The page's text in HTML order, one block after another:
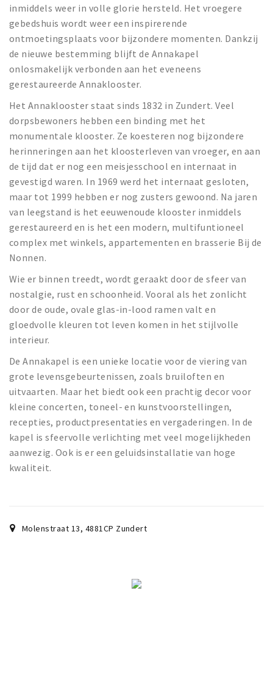
Baroniepoorten
Sport
Privacy
Inloggen
inmiddels weer in volle glorie hersteld. Het vroegere
gebedshuis wordt weer een inspirerende
ontmoetingsplaats voor bijzondere momenten. Dankzij
de nieuwe bestemming blijft de Annakapel
onlosmakelijk verbonden aan het eveneens
gerestaureerde Annaklooster.
Het Annaklooster staat sinds 1832 in Zundert. Veel
dorpsbewoners hebben een binding met het
monumentale klooster. Ze koesteren nog bijzondere
herinneringen aan het kloosterleven van vroeger, en aan
de tijd dat er nog een meisjesschool en internaat in
gevestigd waren. In 1969 werd het internaat gesloten,
maar tot 1999 hebben er nog zusters gewoond. Na jaren
van leegstand is het eeuwenoude klooster inmiddels
gerestaureerd en is het een modern, multifuntioneel
complex met winkels, appartementen en brasserie Bij de
Nonnen.
Wie er binnen treedt, wordt geraakt door de sfeer van
nostalgie, rust en schoonheid. Vooral als het zonlicht
door de oude, ovale glas-in-lood ramen valt en
gloedvolle kleuren tot leven komen in het stijlvolle
interieur.
De Annakapel is een unieke locatie voor de viering van
grote levensgebeurtenissen, zoals bruiloften en
uitvaarten. Maar het biedt ook een prachtig decor voor
kleine concerten, toneel- en kunstvoorstellingen,
recepties, productpresentaties en vergaderingen. In de
kapel is sfeervolle verlichting met veel mogelijkheden
aanwezig. Ook is er een geluidsinstallatie van hoge
kwaliteit.
Molenstraat 13, 4881CP Zundert